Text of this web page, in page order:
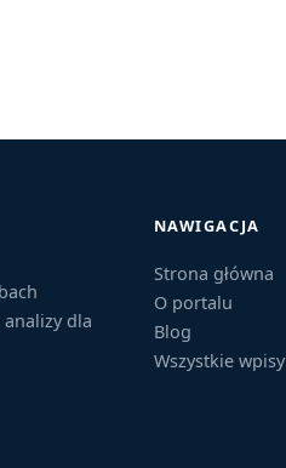
dla
NAWIGACJA
Strona główna
O portalu
Blog
Wszystkie wpisy